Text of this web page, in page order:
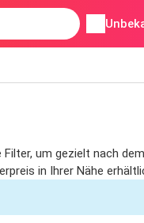
um gezielt nach
in Ihrer Nähe